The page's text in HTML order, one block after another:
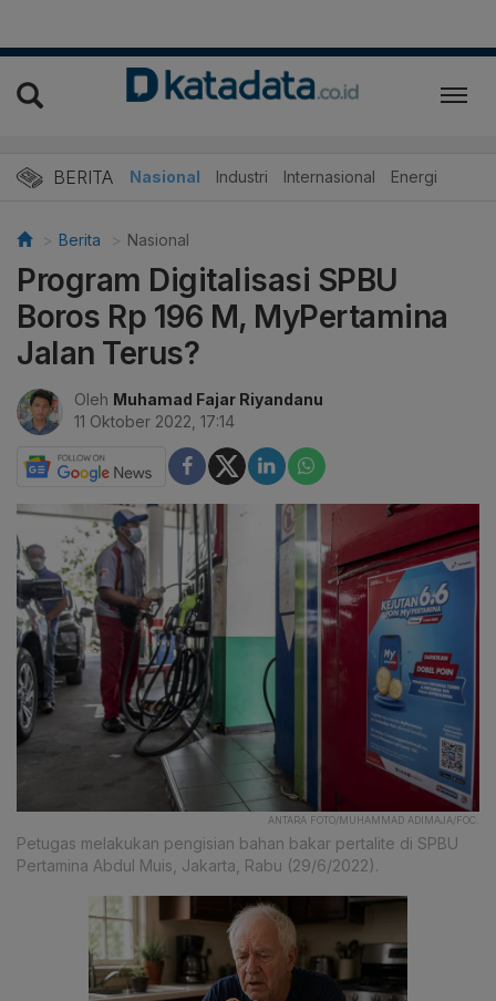
BERITA Nasional Industri Internasional Energi
Berita Nasional
Program Digitalisasi SPBU
Boros Rp 196 M, MyPertamina
Jalan Terus?
Oleh Muhamad Fajar Riyandanu
11 Oktober 2022, 17:14
ANTARA FOTO/MUHAMMAD ADIMAJA/FOC.
Petugas melakukan pengisian bahan bakar pertalite di SPBU
Pertamina Abdul Muis, Jakarta, Rabu (29/6/2022).